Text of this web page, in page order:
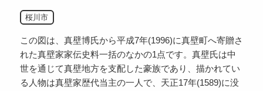
桜川市
この図は、真壁博氏から平成7年(1996)に真壁町へ寄贈さ
れた真壁家家伝史料一括のなかの1点です。真壁氏は中
世を通じて真壁地方を支配した豪族であり、描かれてい
る人物は真壁家歴代当主の一人で、天正17年(1589)に没